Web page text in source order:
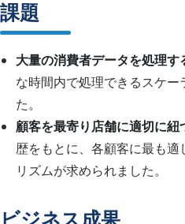
課題
大量の消費者データを処理す
な時間内で処理できるスケ
た。
顧客を最寄り店舗に適切に紐
歴をもとに、各顧客に最も
リズムが求められました。